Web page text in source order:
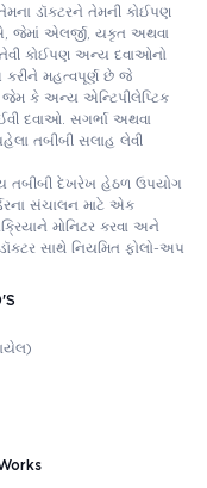
ડૉક્ટરને તેમની કોઈપણ
જેમાં એલર્જી, યકૃત અથવા
કોઈપણ અન્ય દવાઓનો
કરીને મહત્વપૂર્ણ છે જે
જેમ કે અન્ય એન્ટિપીલેપ્ટિક
દવાઓ. સગર્ભા અથવા
તબીબી સલાહ લેવી
તબીબી દેખરેખ હેઠળ ઉપયોગ
સંચાલન માટે એક
મોનિટર કરવા અને
સાથે નિયમિત ફોલો-અપ